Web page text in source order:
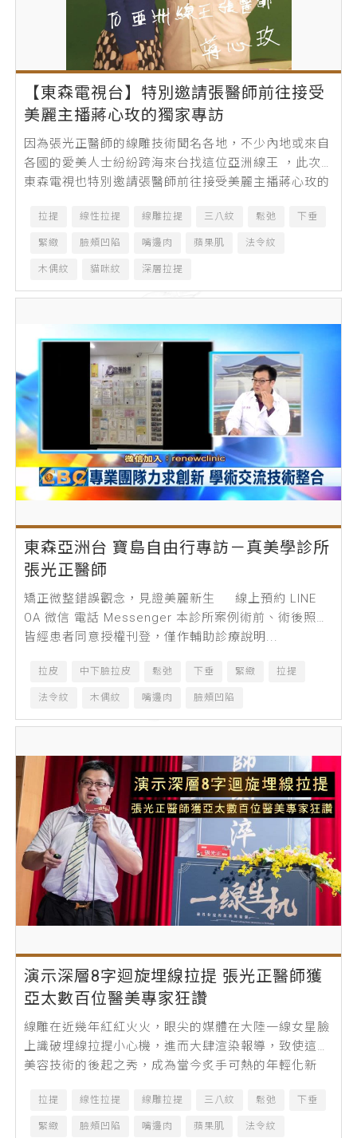
【東森電視台】特別邀請張醫師前往接受
美麗主播蔣心玫的獨家專訪
因為張光正醫師的線雕技術聞名各地，不少內地或來自
各國的愛美人士紛紛跨海來台找這位亞洲線王 ，此次
東森電視也特別邀請張醫師前往接受美麗主播蔣心玫的
拉提 線性拉提 線雕拉提 三八紋 鬆弛 下垂
緊緻 臉頰凹陷 嘴邊肉 蘋果肌 法令紋
木偶紋 貓咪紋 深層拉提
東森亞洲台 寶島自由行專訪－真美學診所
張光正醫師
矯正微整錯誤觀念，見證美麗新生 線上預約 LINE
OA 微信 電話 Messenger 本診所案例術前、術後照片
皆經患者同意授權刊登，僅作輔助診療說明...
拉皮 中下臉拉皮 鬆弛 下垂 緊緻 拉提
法令紋 木偶紋 嘴邊肉 臉頰凹陷
演示深層8字迴旋埋線拉提 張光正醫師獲
亞太數百位醫美專家狂讚
線雕在近幾年紅紅火火，眼尖的媒體在大陸一線女星臉
上識破埋線拉提小心機，進而大肆渲染報導，致使這項
美容技術的後起之秀，成為當今炙手可熱的年輕化新
拉提 線性拉提 線雕拉提 三八紋 鬆弛 下垂
緊緻 臉頰凹陷 嘴邊肉 蘋果肌 法令紋